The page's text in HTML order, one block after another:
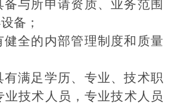
备与所申请资质、业务范围
备；
健全的内部管理制度和质量
有满足学历、专业、技术职
业技术人员 ，专业技术人员